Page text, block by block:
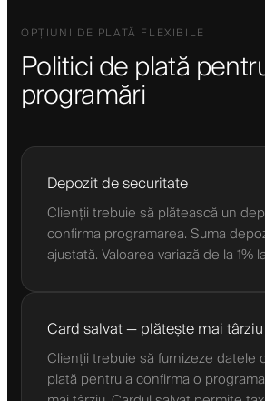
OPȚIUNI DE PLATĂ FLEXIBILE
Politici de plată
programări
Depozit de securitate
Clienții trebuie să plătească un
confirma programarea. Suma
ajustată. Valoarea variază de la 1%
Card salvat — plătește mai târziu
Clienții trebuie să furnizeze datele
plată pentru a confirma o